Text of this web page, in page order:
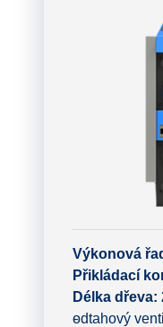
Výkonová
Přikládací
Délka dřeva:
odtahový